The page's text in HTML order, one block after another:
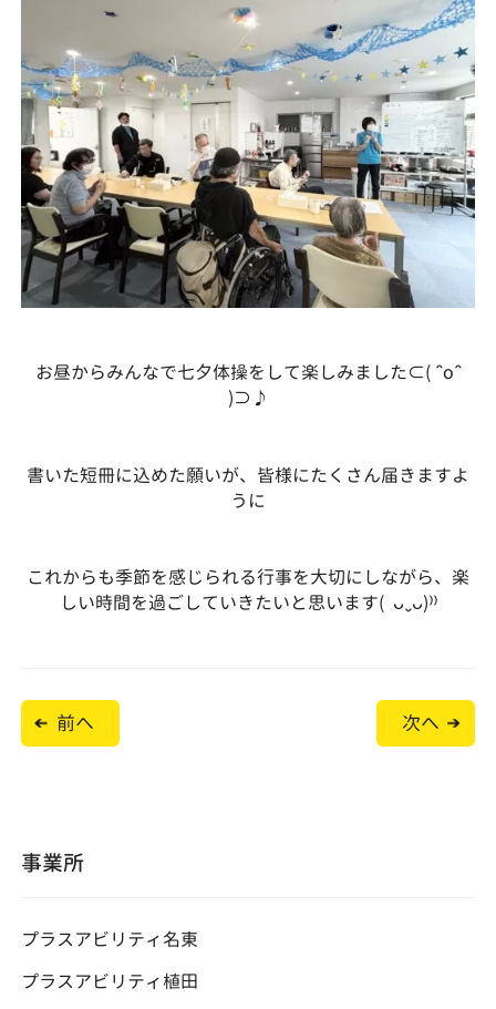
お昼からみんなで七夕体操をして楽しみました⊂( ˆoˆ
)⊃♪
書いた短冊に込めた願いが、皆様にたくさん届きますよ
うに
これからも季節を感じられる行事を大切にしながら、楽
しい時間を過ごしていきたいと思います( ᴗˬᴗ)⁾⁾
投
ナ
ョ
ン
前へ 次へ
事業所
プラスアビリティ名東
プラスアビリティ植田